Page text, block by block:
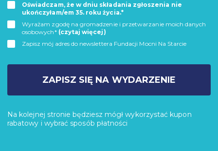
Oświadczam, że w dniu składania zgłoszenia nie
ukończyłam/em 35. roku życia.*
Wyrażam zgodę na gromadzenie i przetwarzanie moich danych
osobowych* (czytaj więcej)
Zapisz mój adres do newslettera Fundacji Mocni Na Starcie
ZAPISZ SIĘ NA WYDARZENIE
Na kolejnej stronie będziesz mógł wykorzystać kupon
rabatowy i wybrać sposób płatności